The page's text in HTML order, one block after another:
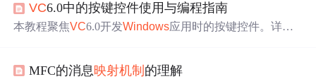
VC6.0中的按键控件使用与编程指南
本教程聚焦VC6.0开发Windows应用时的按键控件。详细
与消息映射表处理，以及VC6.0资源编辑器使用和动态按
MFC的消息映射机制 的理解